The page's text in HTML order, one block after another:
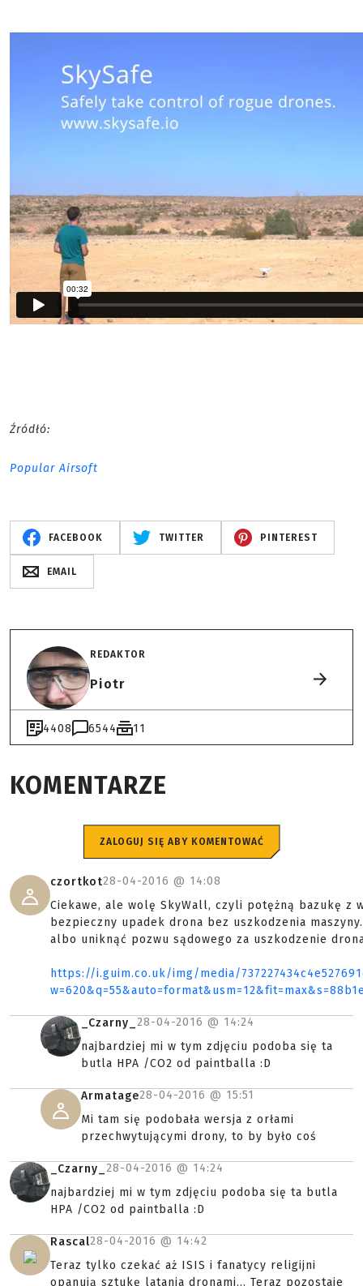
Źródłó:
Popular Airsoft
FACEBOOK TWITTER PINTEREST
EMAIL
REDAKTOR
Piotr
4408 6544 11
KOMENTARZE
ZALOGUJ SIĘ ABY KOMENTOWAĆ
czortkot28-04-2016 @ 14:08
Ciekawe, ale wolę SkyWall, czyli potężną bazukę z
bezpieczny upadek drona bez uszkodzenia
albo uniknąć pozwu sądowego za uszkodzenie
https://i.guim.co.uk/img/media/
_Czarny_ 28-04-2016 @ 14:24
najbardziej mi w tym zdjęciu podoba się ta
butla HPA /CO2 od paintballa :D
Armatage28-04-2016 @ 15:51
Mi tam się podobała wersja z orłami
przechwytującymi drony, to by było coś
_Czarny_ 28-04-2016 @ 14:24
najbardziej mi w tym zdjęciu podoba się ta butla
HPA /CO2 od paintballa :D
Rascal28-04-2016 @ 14:42
Teraz tylko czekać aż ISIS i fanatycy religijni
opanują sztukę latania dronami... Teraz pozostaje